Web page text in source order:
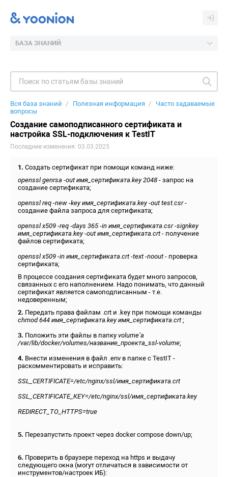
БАЗА ЗНАНИЙ
Вся база знаний Полезная информация
Часто задаваемые
вопросы
Создание самоподписанного сертификата и
настройка SSL-подключения к TestIT
Последние изменения: 03.03.2025
1. Создать сертификат при помощи команд ниже:
openssl genrsa -out имя_сертификата.key 2048 - запрос на
создание сертификата;
openssl req -new -key имя_сертификата.key -out test.csr-
создание файла запроса для сертификата;
openssl x509 -req -days 365 -in имя_сертификата.csr -signkey
имя_сертификата.key -out имя_сертификата.crt- получение
файлов сертификата;
openssl x509 -in имя_сертификата.crt -text -noout- проверка
сертификата;
В процессе создания сертификата будет много запросов,
связанных с его наполнением. Надо понимать, что данный
сертификат является самоподписанным - т.е.
недоверенным;
2. Передать права файлам .crt и .key при помощи команды
chmod 644 имя_сертификата.key имя_сертификата.crt;
3. Положить эти файлы в папку volume’а
/var/lib/docker/volumes/название_проекта_ssl-volume;
4. Внести изменения в файл .env в папке с TestIT -
раскомментировать и исправить:
SSL_CERTIFICATE=/etc/nginx/ssl/имя_сертификата.crt
SSL_CERTIFICATE_KEY=/etc/nginx/ssl/имя_сертификата.key
REDIRECT_TO_HTTPS=true
5. Перезапустить проект через docker compose down/up;
6. Проверить в браузере переход на https и выдачу
следующего окна (могут отличаться в зависимости от
инструментов/настроек ИБ):